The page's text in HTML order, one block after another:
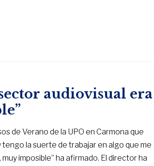
audiovisual era
de Verano de la UPO en Carmona que
la suerte de trabajar en algo que me
imposible” ha afirmado. El director ha